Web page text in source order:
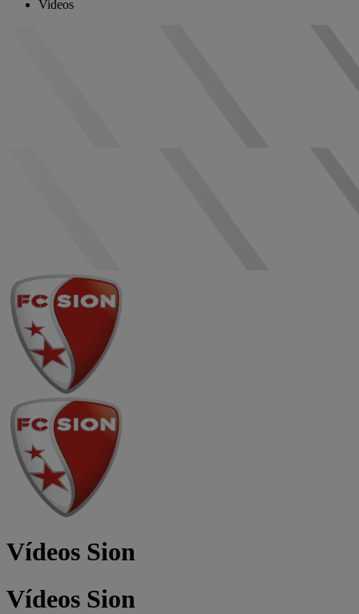
Videos
Vídeos Sion
Vídeos Sion